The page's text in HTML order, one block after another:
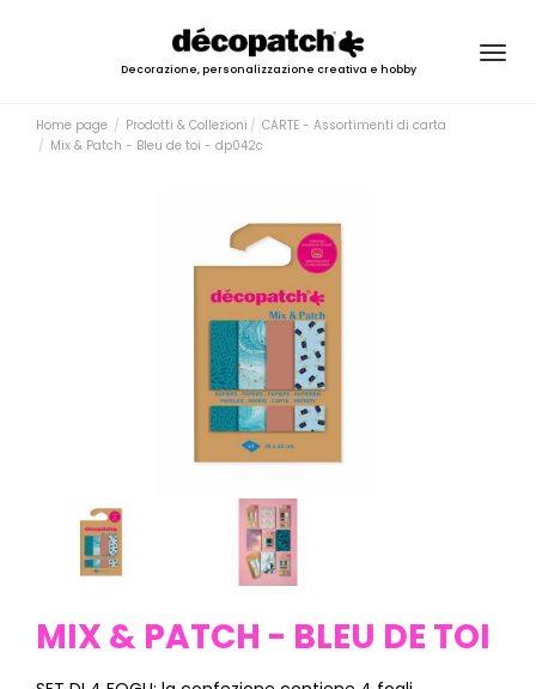
Decorazione, personalizzazione creativa e hobby
Home page Prodotti & Collezioni
CARTE - Assortimenti di carta
Mix & Patch - Bleu de toi - dp042c
MIX & PATCH - BLEU DE TOI